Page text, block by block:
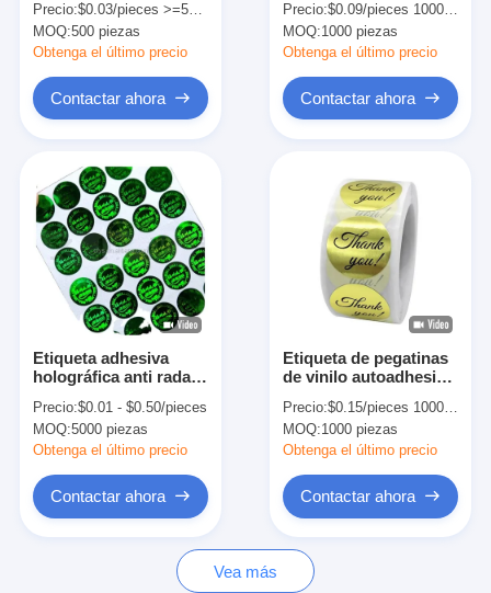
Productos
Sobre nosotros
Visita a la fábrica
Contáctenos
Noticias
Impresión de cajas de embalaje
Caja de empaquetado cosmética
para compras
comerciales Pedido
personalizado
Precio:$0.03/pieces >=500 pieces
MOQ:500 piezas
Obtenga el último precio
Contactar ahora
Precio:$0.09/pieces 1000-4999 pieces
MOQ:1000 piezas
Obtenga el último precio
Contactar ahora
Etiqueta adhesiva
holográfica anti radar
industria química
Precio:$0.01 - $0.50/pieces
MOQ:5000 piezas
Obtenga el último precio
Contactar ahora
Etiqueta de pegatinas
de vinilo autoadhesivo
pulgadas
Precio:$0.15/pieces 1000-4999 pieces
MOQ:1000 piezas
Obtenga el último precio
Contactar ahora
Vea más